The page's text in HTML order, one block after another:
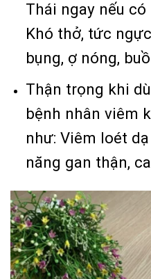
Thái ngay nếu
Khó thở, tức
bụng, ợ nóng,
Thận trọng khi
bệnh nhân viêm
như: Viêm loét
năng gan thận,